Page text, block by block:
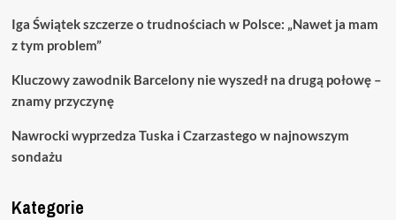
Iga Świątek szczerze o trudnościach w Polsce: „Nawet ja mam
z tym problem”
Kluczowy zawodnik Barcelony nie wyszedł na drugą połowę –
znamy przyczynę
Nawrocki wyprzedza Tuska i Czarzastego w najnowszym
sondażu
Kategorie